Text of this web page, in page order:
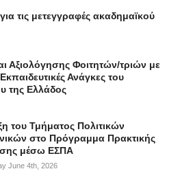
τις μετεγγραφές ακαδημαϊκού
Αξιολόγησης Φοιτητών/τριών με
Ανάγκες του
της Ελλάδος
του Τμήματος Πολιτικών
στο Πρόγραμμα Πρακτικής
μέσω ΕΣΠΑ
June 4th, 2026